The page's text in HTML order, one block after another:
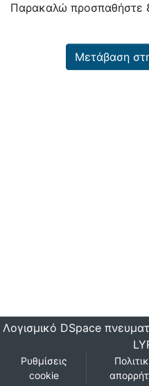
Παρακαλώ προσπαθήστε
Μετάβαση
Λογισμικό DSpace
Ρυθμίσεις
cookie